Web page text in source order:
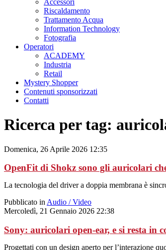
Riscaldamento
Trattamento Acqua
Information Technology
Fotografia
Operatori
ACADEMY
Industria
Retail
Mystery Shopper
Contenuti sponsorizzati
Contatti
Ricerca per tag:
Domenica, 26 Aprile 2026 12:35
OpenFit di Shokz sono gli auricolari
La tecnologia del driver a doppia membrana è
Pubblicato inAudio / Video
Mercoledì, 21 Gennaio 2026 22:38
Sony: auricolari open-ear, e si resta in
Progettati con un design aperto per l’interazione